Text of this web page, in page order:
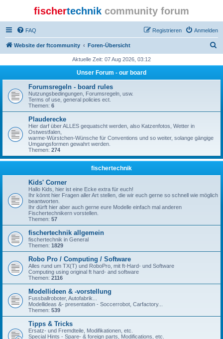
fischertechnik community forum
FAQ Anmelden
Registrieren
Website der ftcommunity Foren-Übersicht
h
Aktuelle Zeit: 07 Aug 2026, 03:12
Unser Forum - our board
Forumsregeln - board rules
Nutzungsbedingungen, Forumsregeln, usw.
Terms of use, general policies ect.
Themen: 6
Plauderecke
Hier darf über ALLES gequatscht werden, also Katzenfotos, Wetter in
Ostwestfalen,
warme-Würstchen-Wünsche für Conventions und so weiter, solange gängige
Umgangsformen gewahrt werden.
Themen: 274
fischertechnik
Kids' Corner
Hallo Kids, hier ist eine Ecke extra für euch!
Ihr könnt hier Fragen aller Art stellen, die wir euch gerne so schnell wie möglich
beantworten.
Ihr dürft hier aber auch gerne eure Modelle einfach mal anderen
Fischertechnikern vorstellen.
Themen: 57
fischertechnik allgemein
fischertechnik in General
Themen: 1829
Robo Pro / Computing / Software
Alles rund um TX(T) und RoboPro, mit ft-Hard- und Software
Computing using original ft hard- and software
Themen: 2116
Modellideen & -vorstellung
Fussballroboter, Autofabrik...
Modellideas &- presentation - Soccerrobot, Carfactory...
Themen: 539
Tipps & Tricks
Ersatz- und Fremdteile, Modifikationen, etc.
Special Hints - Spare- & foreign parts, Modifications, etc.